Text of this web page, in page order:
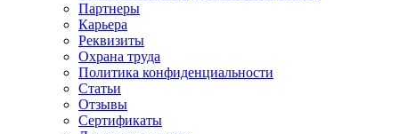
Партнеры
Карьера
Реквизиты
Охрана труда
Политика конфиденциальности
Статьи
Отзывы
Сертификаты